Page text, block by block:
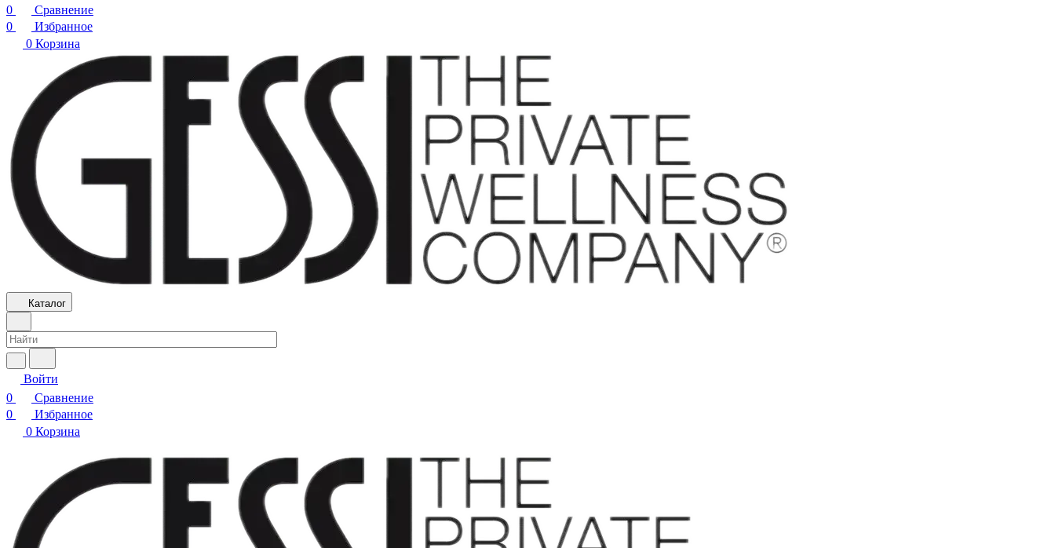
0
Сравнение
0
Избранное
0 Корзина
Каталог
Войти
0
Сравнение
0
Избранное
0 Корзина